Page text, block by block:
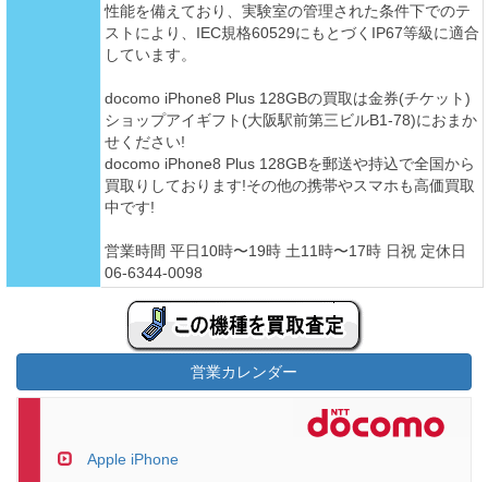
性能を備えており、実験室の管理された条件下でのテ
ストにより、IEC規格60529にもとづくIP67等級に適合
しています。
docomo iPhone8 Plus 128GBの買取は金券(チケット)
ショップアイギフト(大阪駅前第三ビルB1-78)におまか
せください!
docomo iPhone8 Plus 128GBを郵送や持込で全国から
買取りしております!その他の携帯やスマホも高価買取
中です!
営業時間 平日10時〜19時 土11時〜17時 日祝 定休日
06-6344-0098
営業カレンダー
Apple iPhone